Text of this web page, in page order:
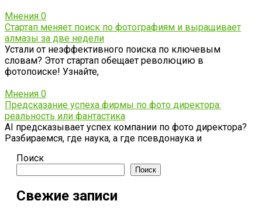
Мнения 0
Стартап меняет поиск по фотографиям и выращивает
алмазы за две недели
Устали от неэффективного поиска по ключевым
словам? Этот стартап обещает революцию в
фотопоиске! Узнайте,
Мнения 0
Предсказание успеха фирмы по фото директора:
реальность или фантастика
AI предсказывает успех компании по фото директора?
Разбираемся, где наука, а где псевдонаука и
Поиск
Поиск
Свежие записи